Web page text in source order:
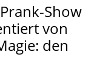
Show
von
den